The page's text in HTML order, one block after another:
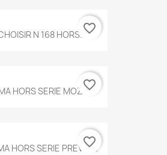
N 168 HORS...favorite_border
HORS SERIE MOZART
favorite_border
HORS SERIE PREVERT
favorite_border